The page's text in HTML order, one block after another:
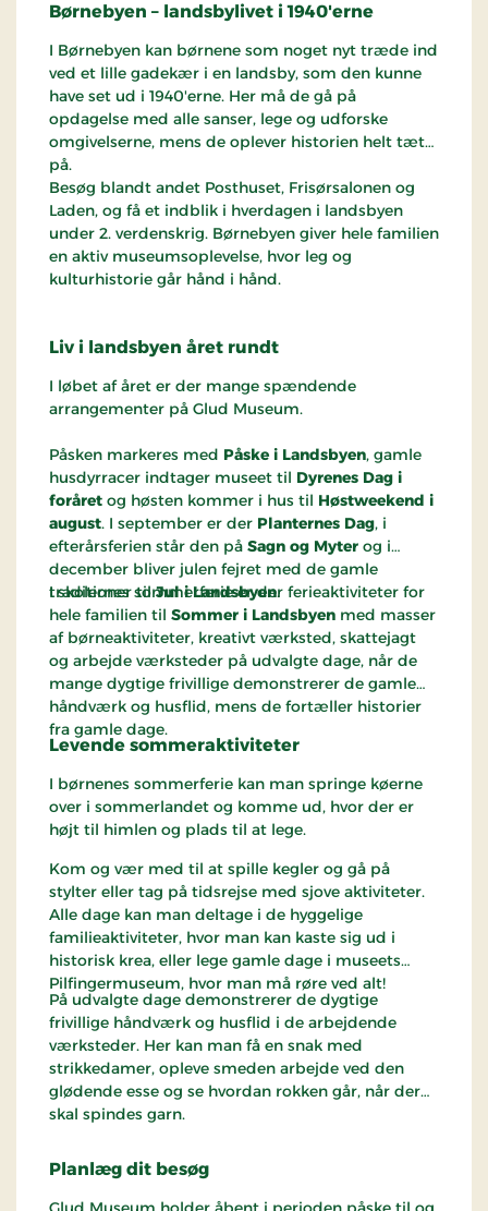
Børnebyen – landsbylivet i 1940'erne
I Børnebyen kan børnene som noget nyt træde ind
ved et lille gadekær i en landsby, som den kunne
have set ud i 1940'erne. Her må de gå på
opdagelse med alle sanser, lege og udforske
omgivelserne, mens de oplever historien helt tæt
på.
Besøg blandt andet Posthuset, Frisørsalonen og
Laden, og få et indblik i hverdagen i landsbyen
under 2. verdenskrig. Børnebyen giver hele familien
en aktiv museumsoplevelse, hvor leg og
kulturhistorie går hånd i hånd.
Liv i landsbyen året rundt
I løbet af året er der mange spændende
arrangementer på Glud Museum.
Påsken markeres med Påske i Landsbyen, gamle
husdyrracer indtager museet til Dyrenes Dag i
foråret og høsten kommer i hus til Høstweekend i
august. I september er der Planternes Dag, i
efterårsferien står den på Sagn og Myter og i
december bliver julen fejret med de gamle
traditioner tilJul i Landsbyen.
I skolernes sommerferie er der ferieaktiviteter for
hele familien til Sommer i Landsbyen med masser
af børneaktiviteter, kreativt værksted, skattejagt
og arbejde værksteder på udvalgte dage, når de
mange dygtige frivillige demonstrerer de gamle
håndværk og husflid, mens de fortæller historier
fra gamle dage.
Levende sommeraktiviteter
I børnenes sommerferie kan man springe køerne
over i sommerlandet og komme ud, hvor der er
højt til himlen og plads til at lege.
Kom og vær med til at spille kegler og gå på
stylter eller tag på tidsrejse med sjove aktiviteter.
Alle dage kan man deltage i de hyggelige
familieaktiviteter, hvor man kan kaste sig ud i
historisk krea, eller lege gamle dage i museets
Pilfingermuseum, hvor man må røre ved alt!
På udvalgte dage demonstrerer de dygtige
frivillige håndværk og husflid i de arbejdende
værksteder. Her kan man få en snak med
strikkedamer, opleve smeden arbejde ved den
glødende esse og se hvordan rokken går, når der
skal spindes garn.
Planlæg dit besøg